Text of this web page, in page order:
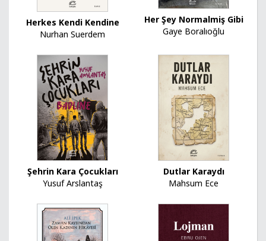
Herkes Kendi Kendine
Nurhan Suerdem
Her Şey Normalmiş Gibi
Gaye Boralıoğlu
Şehrin Kara Çocukları
Yusuf Arslantaş
Dutlar Karaydı
Mahsum Ece